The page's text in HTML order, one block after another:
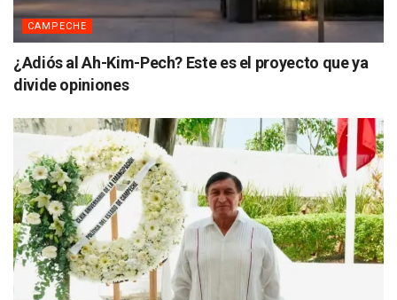
CAMPECHE
¿Adiós al Ah-Kim-Pech? Este es el proyecto que ya
divide opiniones